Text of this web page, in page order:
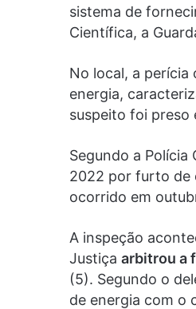
sistema de
Científica, a
No local, a
energia,
suspeito foi preso
Segundo a
2022 por furto de
ocorrido em
A inspeção
Justiça arbitrou a
(5). Segundo o
de energia com o